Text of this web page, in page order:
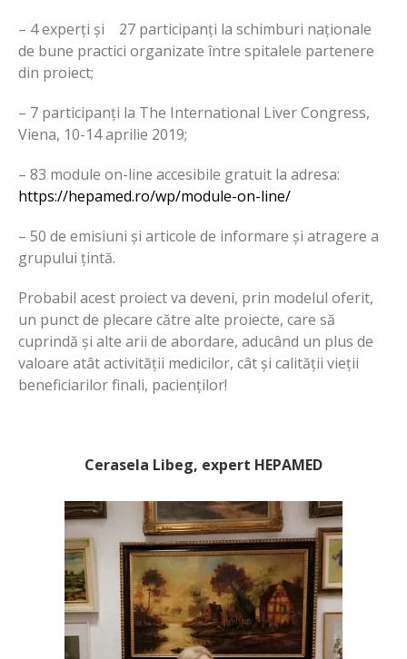
– 4 experți și 27 participanți la schimburi naționale
de bune practici organizate între spitalele partenere
din proiect;
– 7 participanți la The International Liver Congress,
Viena, 10-14 aprilie 2019;
– 83 module on-line accesibile gratuit la adresa:
https://hepamed.ro/wp/module-on-line/
– 50 de emisiuni și articole de informare și atragere a
grupului țintă.
Probabil acest proiect va deveni, prin modelul oferit,
un punct de plecare către alte proiecte, care să
cuprindă și alte arii de abordare, aducând un plus de
valoare atât activității medicilor, cât și calității vieții
beneficiarilor finali, pacienților!
Cerasela Libeg, expert HEPAMED